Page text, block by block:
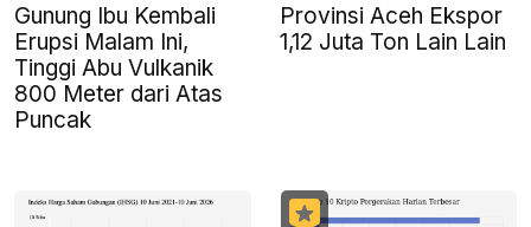
Gunung Ibu Kembali
Erupsi Malam Ini,
Tinggi Abu Vulkanik
800 Meter dari Atas
Puncak
Provinsi Aceh Ekspor
1,12 Juta Ton Lain Lain